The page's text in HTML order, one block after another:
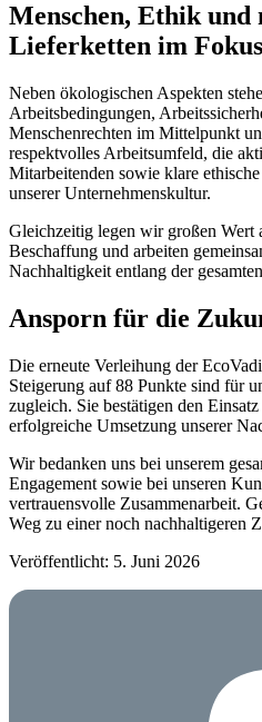
Menschen, Ethik und
Lieferketten im Fokus
Neben ökologischen Aspekten
Arbeitsbedingungen,
Menschenrechten im Mittelpunkt
respektvolles Arbeitsumfeld, die
Mitarbeitenden sowie klare
unserer Unternehmenskultur.
Gleichzeitig legen wir großen Wert
Beschaffung und arbeiten
Nachhaltigkeit entlang der
Ansporn für die
Die erneute Verleihung der
Steigerung auf 88 Punkte sind für
zugleich. Sie bestätigen den
erfolgreiche Umsetzung unserer
Wir bedanken uns bei unserem
Engagement sowie bei unseren
vertrauensvolle Zusammenarbeit.
Weg zu einer noch nachhaltigeren
Veröffentlicht: 5. Juni 2026